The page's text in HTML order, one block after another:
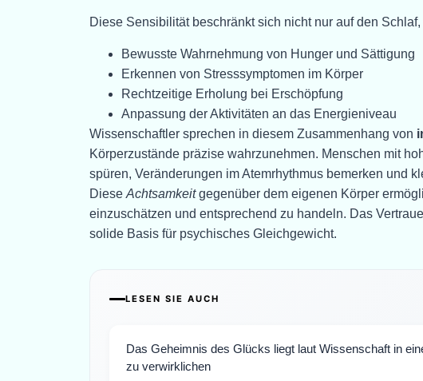
Diese Sensibilität beschränkt sich nicht nur auf den
Bewusste Wahrnehmung von Hunger und Sättigung
Erkennen von Stresssymptomen im Körper
Rechtzeitige Erholung bei Erschöpfung
Anpassung der Aktivitäten an das Energieniveau
Wissenschaftler sprechen in diesem Zusammenhang von
Körperzustände präzise wahrzunehmen. Menschen mit
spüren, Veränderungen im Atemrhythmus bemerken und
Diese Achtsamkeitgegenüber dem eigenen Körper
einzuschätzen und entsprechend zu handeln. Das
solide Basis für psychisches Gleichgewicht.
LESEN SIE AUCH
Das Geheimnis des Glücks liegt laut Wissenschaft in
zu verwirklichen